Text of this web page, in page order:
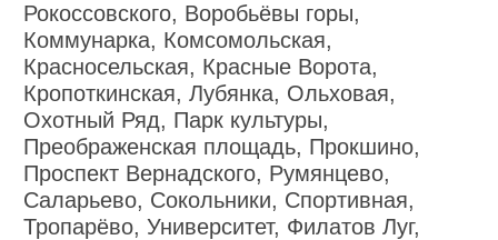
Рокоссовского, Воробьёвы горы,
Коммунарка, Комсомольская,
Красносельская, Красные Ворота,
Кропоткинская, Лубянка, Ольховая,
Охотный Ряд, Парк культуры,
Преображенская площадь, Прокшино,
Проспект Вернадского, Румянцево,
Саларьево, Сокольники, Спортивная,
Тропарёво, Университет, Филатов Луг,